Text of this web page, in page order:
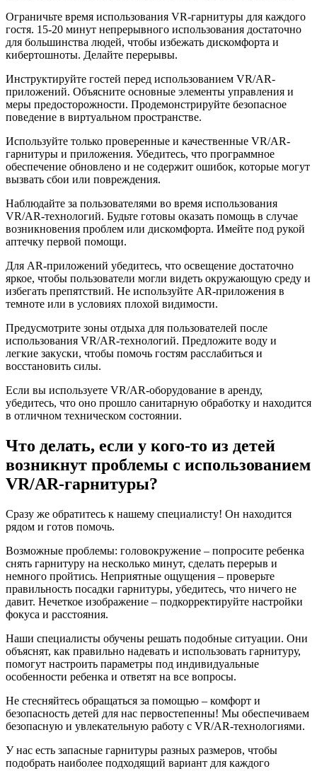
Ограничьте время использования VR-гарнитуры для каждого
гостя. 15-20 минут непрерывного использования достаточно
для большинства людей, чтобы избежать дискомфорта и
кибертошноты. Делайте перерывы.
Инструктируйте гостей перед использованием VR/AR-
приложений. Объясните основные элементы управления и
меры предосторожности. Продемонстрируйте безопасное
поведение в виртуальном пространстве.
Используйте только проверенные и качественные VR/AR-
гарнитуры и приложения. Убедитесь, что программное
обеспечение обновлено и не содержит ошибок, которые могут
вызвать сбои или повреждения.
Наблюдайте за пользователями во время использования
VR/AR-технологий. Будьте готовы оказать помощь в случае
возникновения проблем или дискомфорта. Имейте под рукой
аптечку первой помощи.
Для AR-приложений убедитесь, что освещение достаточно
яркое, чтобы пользователи могли видеть окружающую среду и
избегать препятствий. Не используйте AR-приложения в
темноте или в условиях плохой видимости.
Предусмотрите зоны отдыха для пользователей после
использования VR/AR-технологий. Предложите воду и
легкие закуски, чтобы помочь гостям расслабиться и
восстановить силы.
Если вы используете VR/AR-оборудование в аренду,
убедитесь, что оно прошло санитарную обработку и находится
в отличном техническом состоянии.
Что делать, если у кого-то из детей
возникнут проблемы с использованием
VR/AR-гарнитуры?
Сразу же обратитесь к нашему специалисту! Он находится
рядом и готов помочь.
Возможные проблемы: головокружение – попросите ребенка
снять гарнитуру на несколько минут, сделать перерыв и
немного пройтись. Неприятные ощущения – проверьте
правильность посадки гарнитуры, убедитесь, что ничего не
давит. Нечеткое изображение – подкорректируйте настройки
фокуса и расстояния.
Наши специалисты обучены решать подобные ситуации. Они
объяснят, как правильно надевать и использовать гарнитуру,
помогут настроить параметры под индивидуальные
особенности ребенка и ответят на все вопросы.
Не стесняйтесь обращаться за помощью – комфорт и
безопасность детей для нас первостепенны! Мы обеспечиваем
безопасную и увлекательную работу с VR/AR-технологиями.
У нас есть запасные гарнитуры разных размеров, чтобы
подобрать наиболее подходящий вариант для каждого